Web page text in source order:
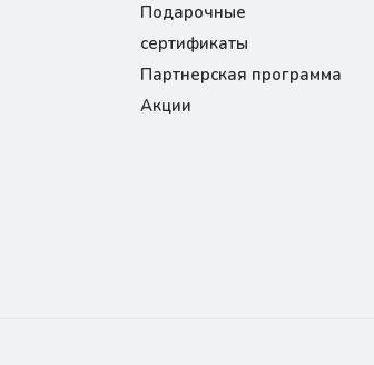
Подарочные
сертификаты
Партнерская программа
Акции